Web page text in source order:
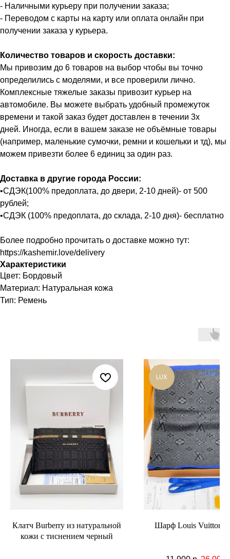
- Наличными курьеру при получении заказа;
- Переводом с карты на карту или оплата онлайн при
получении заказа у курьера.
Количество товаров и скорость доставки:
Мы привозим до 6 товаров на выбор чтобы вы точно
определились с моделями, и все проверили лично.
Комплексные тяжелые заказы привозит курьер на
автомобиле. Вы можете выбрать удобный промежуток
времени и такой заказ будет доставлен в течении 3х
дней. Иногда, если в вашем заказе не объёмные товары
(например, маленькие сумочки, ремни и кошельки и тд), мы
можем привезти более 6 единиц за один раз.
Доставка в другие города России:
•СДЭК(100% предоплата, до двери, 2-10 дней)- от 500
рублей;
•СДЭК (100% предоплата, до склада, 2-10 дня)- бесплатно
Более подробно прочитать о доставке можно тут:
https://kashemir.love/delivery
Характеристики
Цвет: Бордовый
Материал: Натуральная кожа
Тип: Ремень
Клатч Burberry из натуральной
кожи с тиснением черный
LUX
Шарф Louis Vuitton